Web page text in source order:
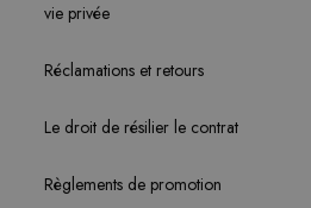
vie privée
Réclamations et retours
Le droit de résilier le contrat
Règlements de promotion